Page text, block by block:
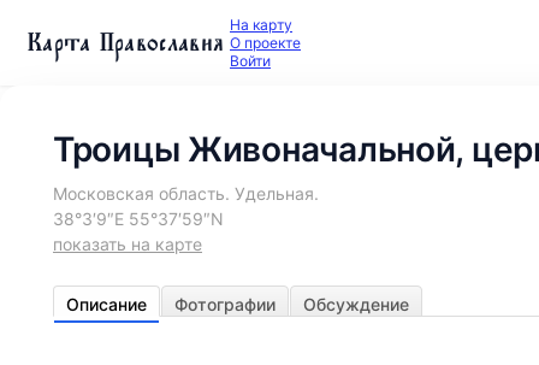
Карта Православия На карту
О проекте
Войти
Троицы Живоначальной,
Московская область. Удельная.
38°3′9″E 55°37′59″N
показать на карте
Описание Фотографии Обсуждение